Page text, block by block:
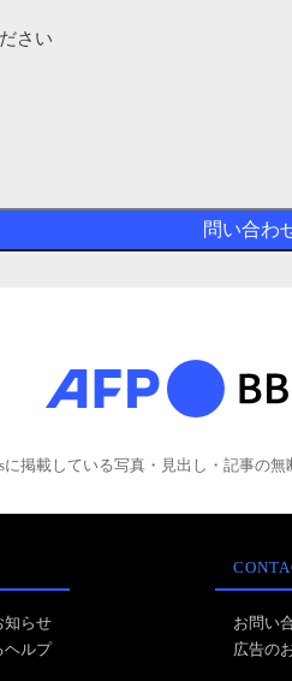
さい
に掲載している写真・見出し・記事の
知らせ
ヘルプ
お問い
広告の